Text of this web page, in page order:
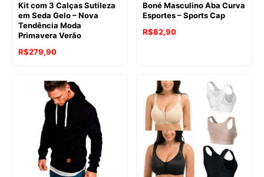
Kit com 3 Calças Sutileza
em Seda Gelo – Nova
Tendência Moda
Primavera Verão
R$279,90
Boné Masculino Aba Curva
Esportes – Sports Cap
R$82,90